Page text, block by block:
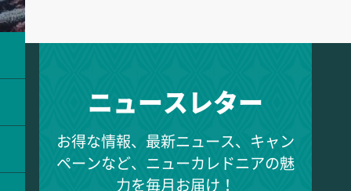
ニュースレター
お得な情報、最新ニュース、キャン
ペーンなど、ニューカレドニアの魅
力を毎月お届け！